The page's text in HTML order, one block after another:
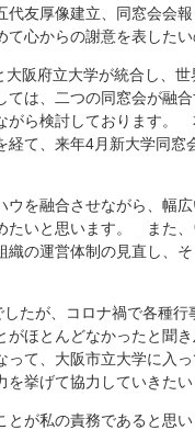
代友厚像建立、同窓会会
心からの謝意を表したい
阪府立大学が統合し、
は、二つの同窓会が融
がら検討しております
て、来年4月新大学同
を融合させながら、幅
たいと思います。 また
の運営体制の見直し、
たが、コロナ禍で各種
がほとんどなかったと聞
て、大阪市立大学に入
挙げて協力していきたい
が私の責務であると思い